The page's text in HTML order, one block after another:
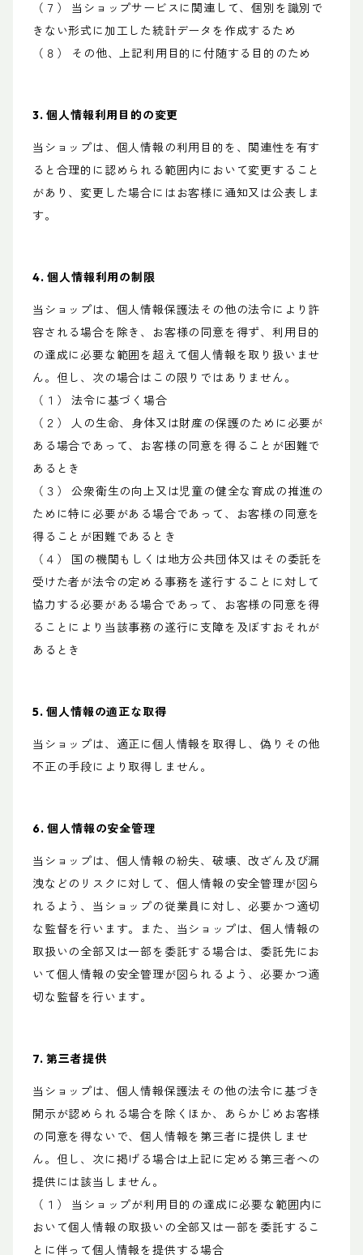
（７） 当ショップサービスに関連して、個別を識別で
きない形式に加工した統計データを作成するため
（８） その他、上記利用目的に付随する目的のため
3. 個人情報利用目的の変更
当ショップは、個人情報の利用目的を、関連性を有す
ると合理的に認められる範囲内において変更すること
があり、変更した場合にはお客様に通知又は公表しま
す。
4. 個人情報利用の制限
当ショップは、個人情報保護法その他の法令により許
容される場合を除き、お客様の同意を得ず、利用目的
の達成に必要な範囲を超えて個人情報を取り扱いませ
ん。但し、次の場合はこの限りではありません。
（１） 法令に基づく場合
（２） 人の生命、身体又は財産の保護のために必要が
ある場合であって、お客様の同意を得ることが困難で
あるとき
（３） 公衆衛生の向上又は児童の健全な育成の推進の
ために特に必要がある場合であって、お客様の同意を
得ることが困難であるとき
（４） 国の機関もしくは地方公共団体又はその委託を
受けた者が法令の定める事務を遂行することに対して
協力する必要がある場合であって、お客様の同意を得
ることにより当該事務の遂行に支障を及ぼすおそれが
あるとき
5. 個人情報の適正な取得
当ショップは、適正に個人情報を取得し、偽りその他
不正の手段により取得しません。
6. 個人情報の安全管理
当ショップは、個人情報の紛失、破壊、改ざん及び漏
洩などのリスクに対して、個人情報の安全管理が図ら
れるよう、当ショップの従業員に対し、必要かつ適切
な監督を行います。また、当ショップは、個人情報の
取扱いの全部又は一部を委託する場合は、委託先にお
いて個人情報の安全管理が図られるよう、必要かつ適
切な監督を行います。
7. 第三者提供
当ショップは、個人情報保護法その他の法令に基づき
開示が認められる場合を除くほか、あらかじめお客様
の同意を得ないで、個人情報を第三者に提供しませ
ん。但し、次に掲げる場合は上記に定める第三者への
提供には該当しません。
（１） 当ショップが利用目的の達成に必要な範囲内に
おいて個人情報の取扱いの全部又は一部を委託するこ
とに伴って個人情報を提供する場合